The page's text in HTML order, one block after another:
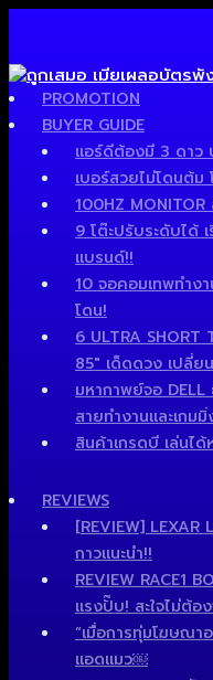
PROMOTION
BUYER GUIDE
แอร์ดีต้องมี 3 ดาว
เบอร์สวยไม่โดนต้ม
100HZ
9 โต๊ะปรับระดับได้
แบรนด์!!
10 จอคอมเทพทำง
โดน!
6 ULTRA SHORT
85″ เด็ดดวง เปลี่ย
มหากาพย์จอ DELL
สายทำงานและเกม
สินค้าเกรดบี เล่นไ
REVIEWS
[REVIEW]
กาวแนะนำ!!
REVIEW RACE1
แรงปั๊บ! สะใจไม่ต้อง
“เมื่อการทุ่มโฆษณา
แอดแมว￼